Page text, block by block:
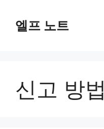
엘프 노트
신고 방법